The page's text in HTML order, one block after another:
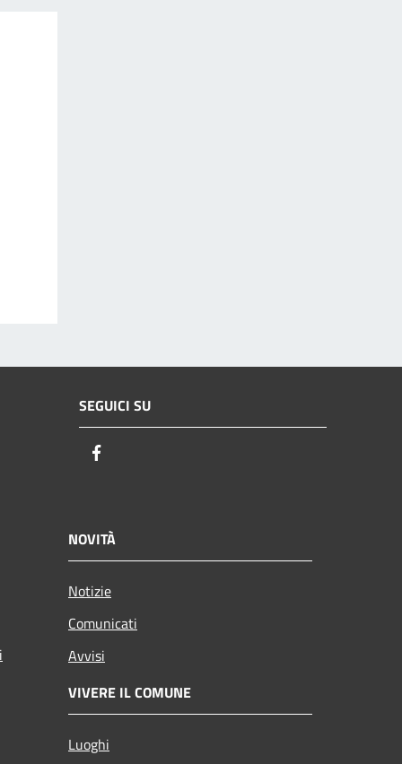
SEGUICI SU
NOVITÀ
Notizie
Comunicati
Avvisi
VIVERE IL COMUNE
Luoghi